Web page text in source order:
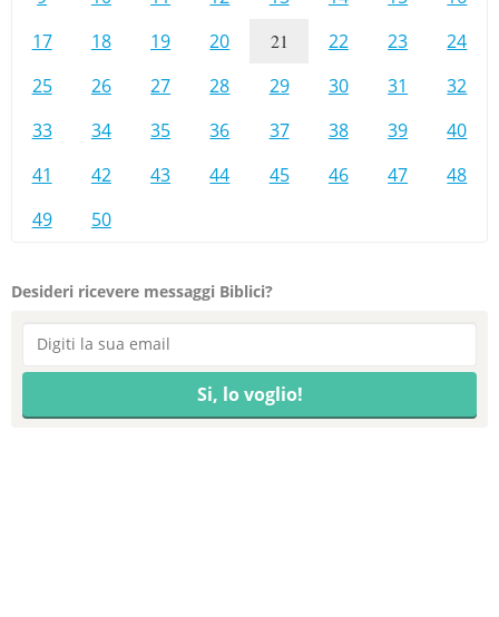
17
18 19 20 21 22 23
24
25
26 27 28 29 30 31
32
33
34 35 36 37 38 39
40
41
42 43 44 45 46 47
48
49
50
Desideri ricevere messaggi Biblici?